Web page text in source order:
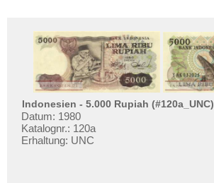
Indonesien - 5.000 Rupiah (#120a_UNC)
Datum: 1980
Katalognr.: 120a
Erhaltung: UNC